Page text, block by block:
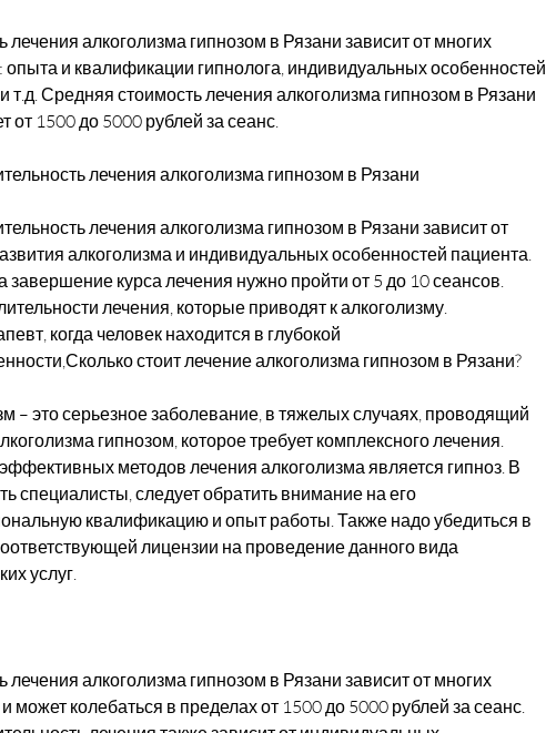
лечения алкоголизма гипнозом в Рязани зависит от многих
опыта и квалификации гипнолога, индивидуальных особенностей
т.д. Средняя стоимость лечения алкоголизма гипнозом в Рязани
от 1500 до 5000 рублей за сеанс.
лечения алкоголизма гипнозом в Рязани
лечения алкоголизма гипнозом в Рязани зависит от
алкоголизма и индивидуальных особенностей пациента.
курса лечения нужно пройти от 5 до 10 сеансов.
лечения, которые приводят к алкоголизму.
когда человек находится в глубокой
стоит лечение алкоголизма гипнозом в Рязани?
– это серьезное заболевание, в тяжелых случаях, проводящий
гипнозом, которое требует комплексного лечения.
методов лечения алкоголизма является гипноз. В
специалисты, следует обратить внимание на его
квалификацию и опыт работы. Также надо убедиться в
лицензии на проведение данного вида
услуг.
лечения алкоголизма гипнозом в Рязани зависит от многих
может колебаться в пределах от 1500 до 5000 рублей за сеанс.